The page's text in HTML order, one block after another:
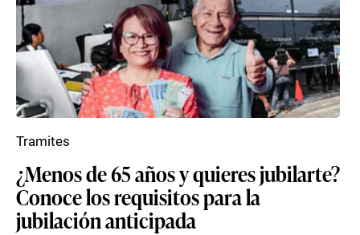
¿Menos de 65 años y quieres jubilarte?
Conoce los requisitos para la
jubilación anticipada
Tramites